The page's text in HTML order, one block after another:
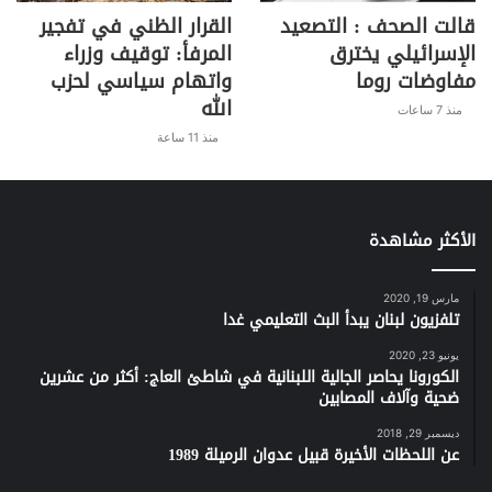
‎2- 43.2 ‎دولاراً للمازوت الذي سيُرفع عنه
الدعم بنسبة 86%. الاستهلاك العائلي
لهذه المادة بحسب المسودة هو ‏‏6.3
صفائح شهرياً، فيما سعر الصفيحة
ألفاً عند رفع الدعم‎.
‎3- 10.7$ ‎مقابل قارورتين من الغاز، إذ
للعائلة أو 10.7 دولارات على سعر صرف
12500 ليرة‎.
قالت الصحف : التصعيد
الإسرائيلي يخترق
مفاوضات روما
منذ 7 ساعات
القرار الظني في تفجير
المرفأ: توقيف وزراء
واتهام سياسي لحزب
الله
منذ 11 ساعة
الأكثر مشاهدة
مارس 19, 2020
تلفزيون لبنان يبدأ البث التعليمي غدا
يونيو 23, 2020
الكورونا يحاصر الجالية اللبنانية في شاطئ العاج: أكثر من عشرين
ضحية وآلاف المصابين
ديسمبر 29, 2018
عن اللحظات الأخيرة قبيل عدوان الرميلة 1989